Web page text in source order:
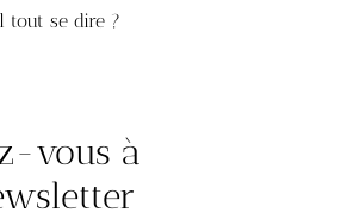
tout se dire ?
vous à